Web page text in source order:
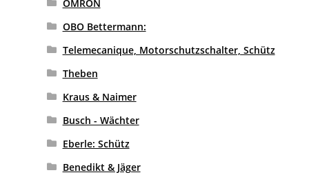
OMRON
OBO Bettermann:
Telemecanique, Motorschutzschalter, Schütz
Theben
Kraus & Naimer
Busch - Wächter
Eberle: Schütz
Benedikt & Jäger